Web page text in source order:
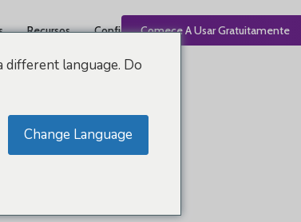
Recursos Confiável PT
Comece A Usar Gratuitamente
different language. Do
Change Language